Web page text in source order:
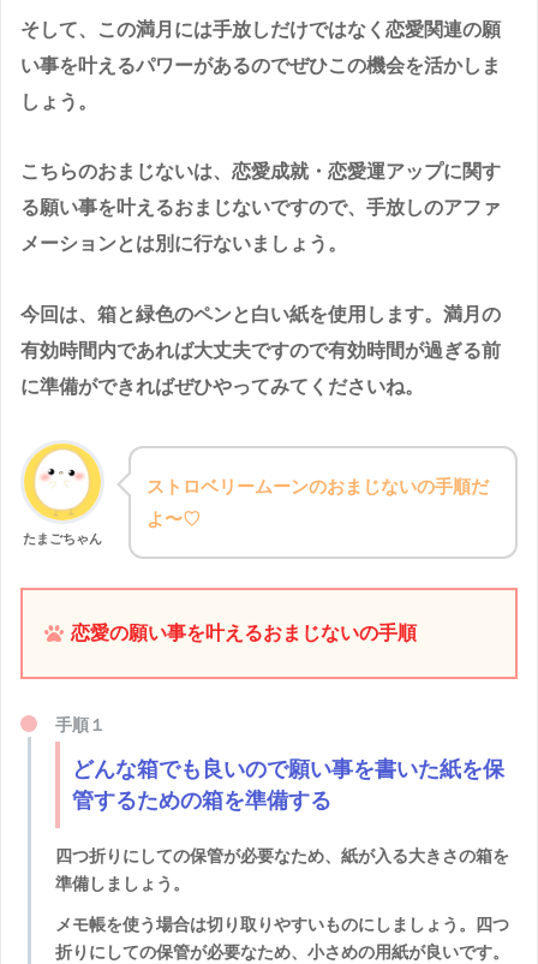
そして、この満月には手放しだけではなく恋愛関連の願
い事を叶えるパワーがあるのでぜひこの機会を活かしま
しょう。
こちらのおまじないは、恋愛成就・恋愛運アップに関す
る願い事を叶えるおまじないですので、手放しのアファ
メーションとは別に行ないましょう。
今回は、箱と緑色のペンと白い紙を使用します。満月の
有効時間内であれば大丈夫ですので有効時間が過ぎる前
に準備ができればぜひやってみてくださいね。
たまごちゃん
ストロベリームーンのおまじないの手順だ
よ〜♡
恋愛の願い事を叶えるおまじないの手順
手順１
どんな箱でも良いので願い事を書いた紙を保
管するための箱を準備する
四つ折りにしての保管が必要なため、紙が入る大きさの箱を
準備しましょう。
メモ帳を使う場合は切り取りやすいものにしましょう。四つ
折りにしての保管が必要なため、小さめの用紙が良いです。